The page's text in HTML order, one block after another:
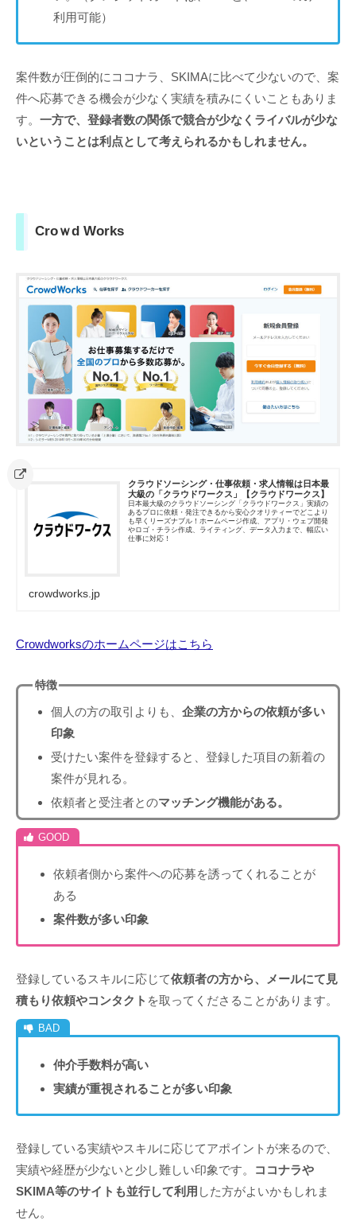
利用可能）
案件数が圧倒的にココナラ、SKIMAに比べて少ないので、案
件へ応募できる機会が少なく実績を積みにくいこともありま
す。 一方で、登録者数の関係で競合が少なくライバルが少な
いということは利点として考えられるかもしれません。
Croｗd Works
クラウドソーシング・仕事依頼・求人情報は日本最
大級の「クラウドワークス」【クラウドワークス】
日本最大級のクラウドソーシング「クラウドワークス」実績の
あるプロに依頼・発注できるから安心クオリティーでどこより
も早くリーズナブル！ホームページ作成、アプリ・ウェブ開発
やロゴ・チラシ作成、ライティング、データ入力まで、幅広い
仕事に対応！
crowdworks.jp
Crowdworksのホームページはこちら
特徴
個人の方の取引よりも、 企業の方からの依頼が多い
印象
受けたい案件を登録すると、登録した項目の新着の
案件が見れる。
依頼者と受注者とのマッチング機能がある。
依頼者側から案件への応募を誘ってくれることが
ある
案件数が多い印象
登録しているスキルに応じて依頼者の方から、メールにて見
積もり依頼やコンタクト を取ってくださることがあります。
仲介手数料が高い
実績が重視されることが多い印象
登録している実績やスキルに応じてアポイントが来るので、
実績や経歴が少ないと少し難しい印象です。
ココナラや
SKIMA等のサイトも並行して利用 した方がよいかもしれま
せん。